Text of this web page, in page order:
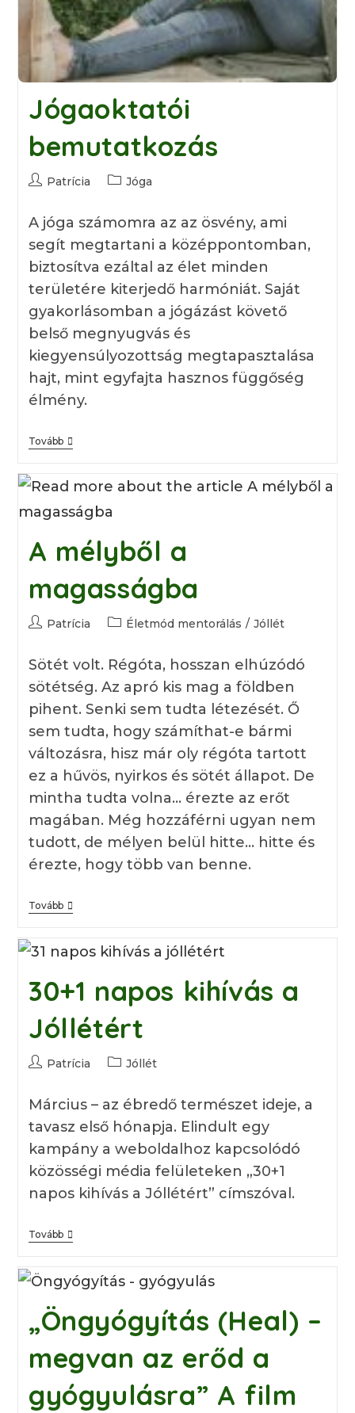
Jógaoktatói
bemutatkozás
PostPatrícia
PostJóga
A jóga számomra az az ösvény, ami
segít megtartani a középpontomban,
biztosítva ezáltal az élet minden
területére kiterjedő harmóniát. Saját
gyakorlásomban a jógázást követő
belső megnyugvás és
kiegyensúlyozottság megtapasztalása
hajt, mint egyfajta hasznos függőség
élmény.
TovábbJógaoktatói
Bemutatkozás
A mélyből a
magasságba
PostPatrícia
PostÉletmód mentorálás / Jóllét
Sötét volt. Régóta, hosszan elhúzódó
sötétség. Az apró kis mag a földben
pihent. Senki sem tudta létezését. Ő
sem tudta, hogy számíthat-e bármi
változásra, hisz már oly régóta tartott
ez a hűvös, nyirkos és sötét állapot. De
mintha tudta volna… érezte az erőt
magában. Még hozzáférni ugyan nem
tudott, de mélyen belül hitte… hitte és
érezte, hogy több van benne.
TovábbA
Mélyből
Magasságba
30+1 napos kihívás a
Jóllétért
PostPatrícia
PostJóllét
Március – az ébredő természet ideje, a
tavasz első hónapja. Elindult egy
kampány a weboldalhoz kapcsolódó
közösségi média felületeken „30+1
napos kihívás a Jóllétért” címszóval.
Tovább30+1
Jóllétért
„Öngyógyítás (Heal) –
megvan az erőd a
gyógyulásra” A film